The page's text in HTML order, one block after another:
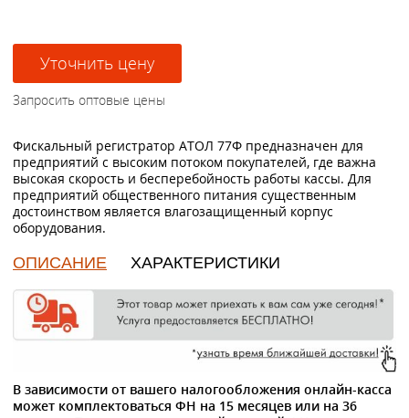
Фискальный регистратор АТОЛ 77Ф предназначен для
предприятий с высоким потоком покупателей, где важна
высокая скорость и бесперебойность работы кассы. Для
предприятий общественного питания существенным
достоинством является влагозащищенный корпус
оборудования.
ОПИСАНИЕ ХАРАКТЕРИСТИКИ
В зависимости от вашего налогообложения онлайн-касса
может комплектоваться ФН на 15 месяцев или на 36